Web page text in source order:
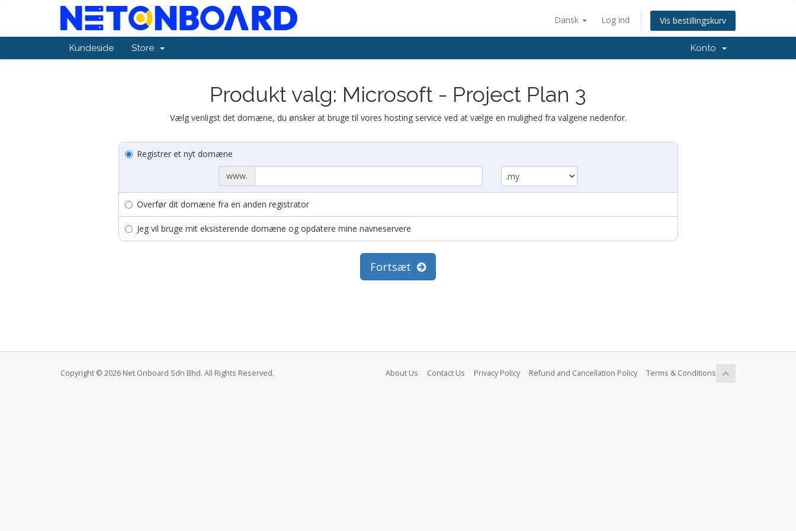
Dansk Log ind Vis bestillingskurv
Kundeside Store Konto
Produkt valg: Microsoft - Project Plan 3
Vælg venligst det domæne, du ønsker at bruge til vores hosting service ved at vælge en mulighed fra valgene nedenfor.
Registrer et nyt domæne
www.
Overfør dit domæne fra en anden registrator
Jeg vil bruge mit eksisterende domæne og opdatere mine navneservere
Fortsæt
Terms & Conditions
Refund and Cancellation Policy
Privacy Policy
Contact Us
About Us
Copyright © 2026 Net Onboard Sdn Bhd. All Rights Reserved.